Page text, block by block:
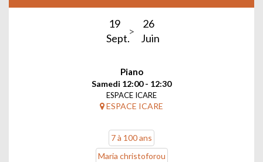
19
Sept.
26
Juin
Piano
Samedi 12:00 - 12:30
ESPACE ICARE
ESPACE ICARE
7 à 100 ans
Maria christoforou